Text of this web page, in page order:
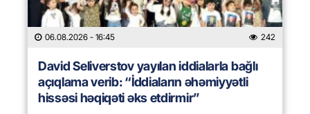
06.08.2026 - 16:45 242
David Seliverstov yayılan iddialarla bağlı
açıqlama verib: “İddiaların əhəmiyyətli
hissəsi həqiqəti əks etdirmir”